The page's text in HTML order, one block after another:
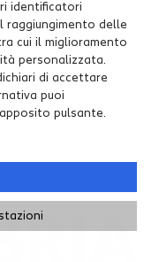
identificatori
raggiungimento delle
cui il miglioramento
personalizzata.
di accettare
puoi
pulsante.